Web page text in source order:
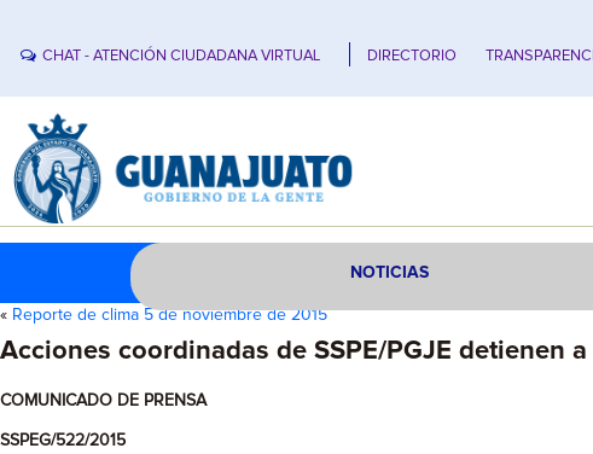
CHAT - ATENCIÓN CIUDADANA VIRTUAL DIRECTORIO
NOTICIAS
« Reporte de clima 5 de noviembre de 2015
Acciones coordinadas de SSPE/PGJE detienen
COMUNICADO DE PRENSA
SSPEG/522/2015